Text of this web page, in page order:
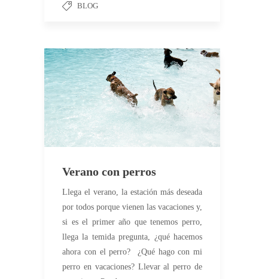
BLOG
Verano con perros
Llega el verano, la estación más deseada
por todos porque vienen las vacaciones y,
si es el primer año que tenemos perro,
llega la temida pregunta, ¿qué hacemos
ahora con el perro? ¿Qué hago con mi
perro en vacaciones? Llevar al perro de